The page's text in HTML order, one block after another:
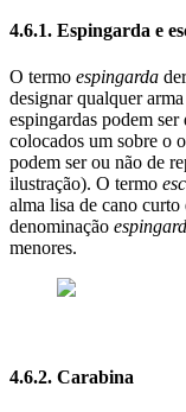
4.6.1. Espingarda e
O termo espingarda
designar qualquer
espingardas podem
colocados um sobre o
podem ser ou não de
ilustração). O termo
alma lisa de cano curto
denominação
menores.
4.6.2. Carabina